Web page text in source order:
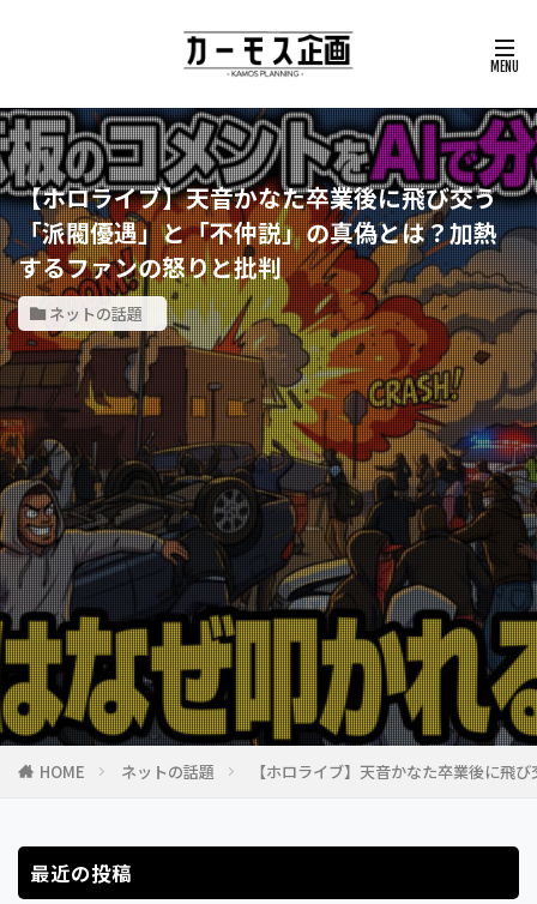
【ホロライブ】天音かなた卒業後に飛び交う
「派閥優遇」と「不仲説」の真偽とは？加熱
するファンの怒りと批判
ネットの話題
HOME ネットの話題 【ホロライブ】天音かなた卒業後に飛
最近の投稿